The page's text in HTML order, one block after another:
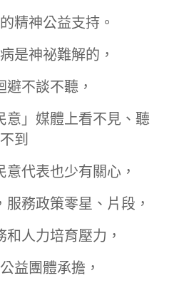
精神公益支持。
是神祕難解的，
避不談不聽，
意」媒體上看不見、聽
不到
代表也少有關心，
務政策零星、片段，
人力培育壓力，
益團體承擔，